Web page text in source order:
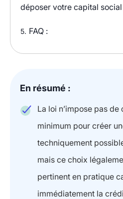
déposer votre capital social
5. FAQ :
En résumé :
La loi n’impose pas
minimum pour créer
techniquement
mais ce choix
pertinent en pratique
immédiatement la